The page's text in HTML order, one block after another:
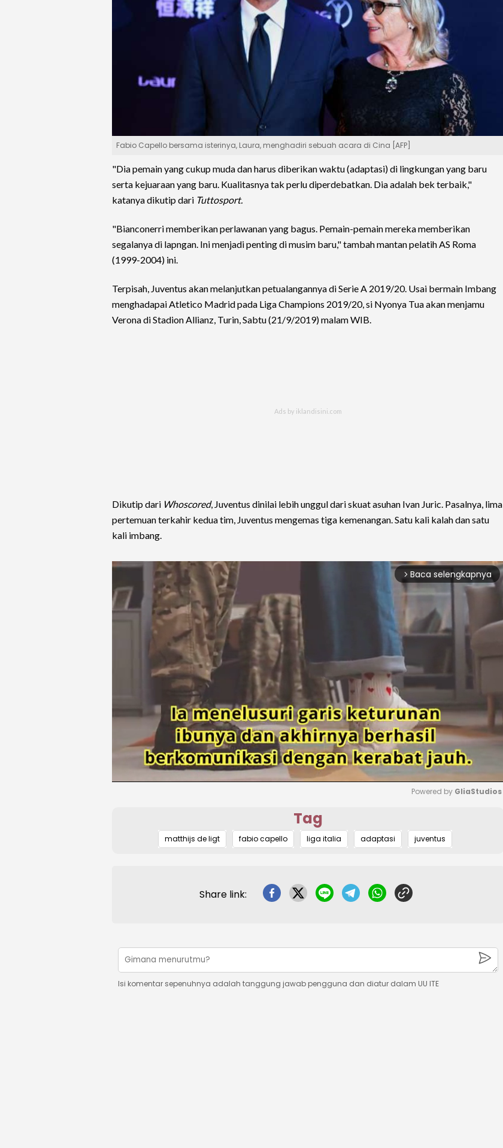
Fabio Capello bersama isterinya, Laura, menghadiri sebuah acara di Cina [AFP]
"Dia pemain yang cukup muda dan harus diberikan waktu (adaptasi) di lingkungan yang baru
serta kejuaraan yang baru. Kualitasnya tak perlu diperdebatkan. Dia adalah bek terbaik,"
katanya dikutip dari Tuttosport.
"Bianconerri memberikan perlawanan yang bagus. Pemain-pemain mereka memberikan
segalanya di lapngan. Ini menjadi penting di musim baru," tambah mantan pelatih AS Roma
(1999-2004) ini.
Terpisah, Juventus akan melanjutkan petualangannya di Serie A 2019/20. Usai bermain Imbang
menghadapai Atletico Madrid pada Liga Champions 2019/20, si Nyonya Tua akan menjamu
Verona di Stadion Allianz, Turin, Sabtu (21/9/2019) malam WIB.
Dikutip dari Whoscored, Juventus dinilai lebih unggul dari skuat asuhan Ivan Juric. Pasalnya, lima
pertemuan terkahir kedua tim, Juventus mengemas tiga kemenangan. Satu kali kalah dan satu
kali imbang.
arrow_forward_ios Baca selengkapnya
Powered by GliaStudios
Tag
matthijs de ligt fabio capello liga italia adaptasi juventus
Share link:
Isi komentar sepenuhnya adalah tanggung jawab pengguna dan diatur dalam UU ITE